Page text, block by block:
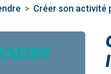
Créer son activité